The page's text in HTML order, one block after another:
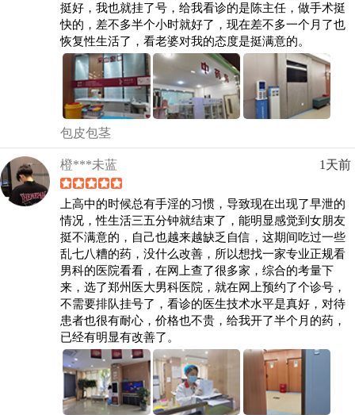
挺好，我也就挂了号，给我看诊的是陈主任，做手术挺
快的，差不多半个小时就好了，现在差不多一个月了也
恢复性生活了，看老婆对我的态度是挺满意的。
包皮包茎
橙***未蓝 1天前
上高中的时候总有手淫的习惯，导致现在出现了早泄的
情况，性生活三五分钟就结束了，能明显感觉到女朋友
挺不满意的，自己也越来越缺乏自信，这期间吃过一些
乱七八糟的药，没什么改善，所以想找一家专业正规看
男科的医院看看，在网上查了很多家，综合的考量下
来，选了郑州医大男科医院，就在网上预约了个诊号，
不需要排队挂号了，看诊的医生技术水平是真好，对待
患者也很有耐心，价格也不贵，给我开了半个月的药，
已经有明显有改善了。